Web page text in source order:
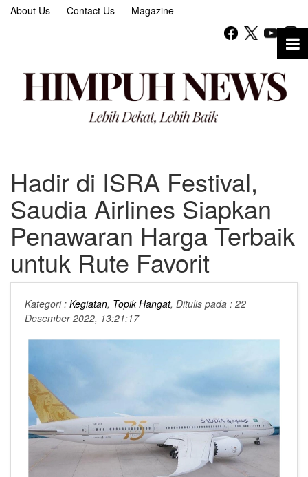
About Us Contact Us Magazine
Hadir di ISRA Festival,
Saudia Airlines Siapkan
Penawaran Harga Terbaik
untuk Rute Favorit
Kategori : Kegiatan, Topik Hangat, Ditulis pada : 22
Desember 2022, 13:21:17